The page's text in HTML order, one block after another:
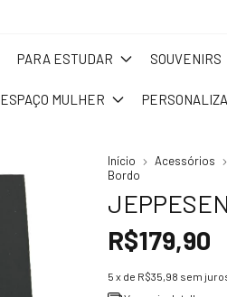
PARA ESTUDAR SOUVENIRS
ESPAÇO MULHER
Início Acessórios
Bordo
R$179,90
5 x de R$35,98 sem